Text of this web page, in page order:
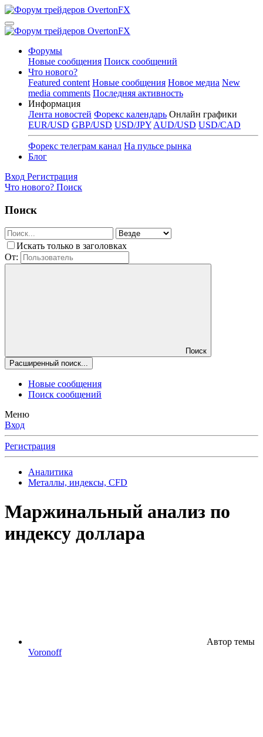
Форумы
Новые сообщения Поиск сообщений
Что нового?
Featured content Новые сообщения Новое медиа New
media comments Последняя активность
Информация
Лента новостей Форекс календарь Онлайн графики
EUR/USD GBP/USD USD/JPY AUD/USD USD/CAD
Форекс телеграм канал На пульсе рынка
Блог
Вход Регистрация
Что нового? Поиск
Поиск
Искать только в заголовках
От:
Поиск
Расширенный поиск...
Новые сообщения
Поиск сообщений
Меню
Вход
Регистрация
Аналитика
Металлы, индексы, CFD
Маржинальный анализ по
индексу доллара
Автор темы
Voronoff